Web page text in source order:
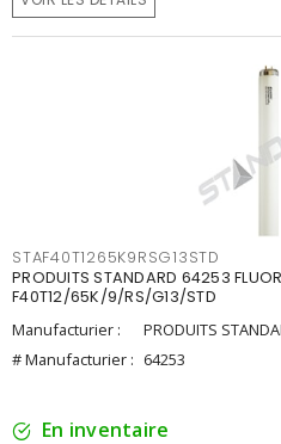
STAF40T1265K9RSG13STD
PRODUITS STANDARD 64253
F40T12/65K/9/RS/G13/STD
Manufacturier :
PRODUITS
# Manufacturier : 64253
En inventaire